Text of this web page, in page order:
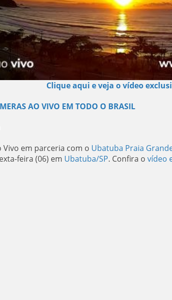
Clique aqui e veja o vídeo
AO VIVO EM TODO O BRASIL
Vivo em parceria com o Ubatuba Praia
feira (06) em Ubatuba/SP. Confira o vídeo